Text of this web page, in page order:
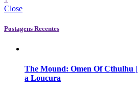
Close
Postagens Recentes
The Mound: Omen Of Cthulhu
a Loucura